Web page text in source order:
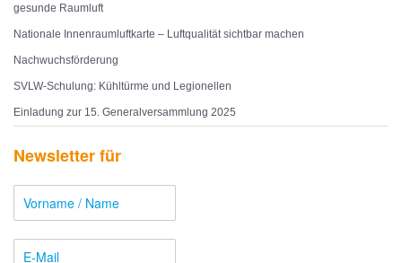
gesunde Raumluft
Nationale Innenraumluftkarte – Luftqualität sichtbar machen
Nachwuchsförderung
SVLW-Schulung: Kühltürme und Legionellen
Einladung zur 15. Generalversammlung 2025
Newsletter für